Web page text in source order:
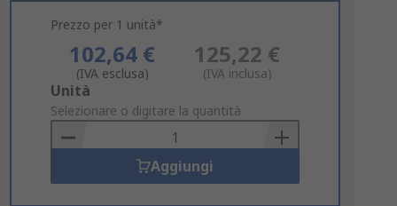
Prezzo per 1 unità*
102,64 €
(IVA esclusa)
125,22 €
(IVA inclusa)
Add
to
Basket
Unità
Selezionare o digitare la quantità
Aggiungi